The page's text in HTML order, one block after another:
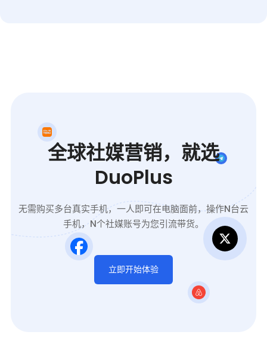
全球社媒营销，就选
DuoPlus
无需购买多台真实手机，一人即可在电脑面前，操作N台云
手机，N个社媒账号为您引流带货。
立即开始体验